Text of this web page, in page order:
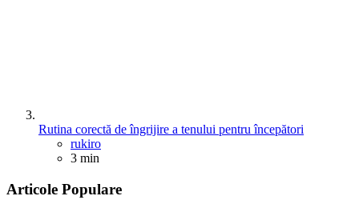
Rutina corectă de îngrijire a tenului pentru începători
Posted
rukiro
3 min
Articole Populare